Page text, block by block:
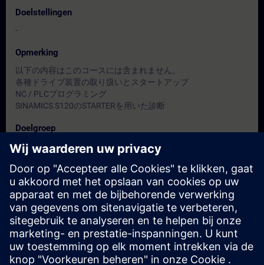
Doelstellingen
-
Opmerking
以下の内容はこのコースには含まれません。
各種ドライブ装置の取り扱いとスタートアップ
NC / PLCプログラミング
SINAMICS S120のSTARTERを用いた診断
Doelgroep
保全担当者
Data en registratie
Momenteel geen evenementen beschikbaar
Plaats uzelf op de wachtlijst en ontvang een bericht wanneer
nieuwe data beschikbaar zijn.
Hou me op de hoogte